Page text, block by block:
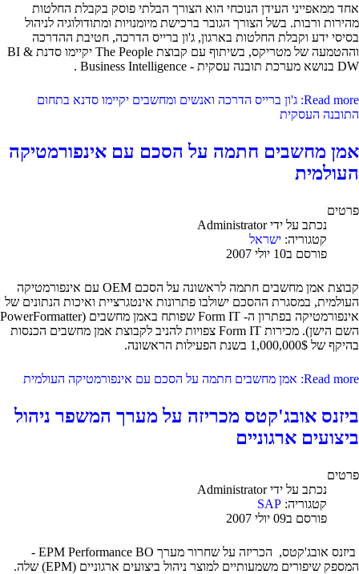
אחד ממאפייני העידן הנוכחי הוא הצורך הבלתי פוסק בקבלת החלטות
מהירות ורבות. בשל הצורך הגובר ברכישת מיומנויות ומתודולוגיה לניהול
בסיסי ידע וקבלת החלטות בארגון, ג'ון ברייס הדרכה, חטיבת ההדרכה
וההטמעה של מטריקס, בשיתוף עם קבוצת The People יקיימו סדנת BI &
DW בנושא מערכת תובנה עסקית - Business Intelligence .
Read more: ג'ון ברייס הדרכה ואנשים ומחשבים יקיימו סדנא בתחום
התובנה העסקית
אמן מחשבים חתמה על הסכם עם אינפורמטיקה
העולמית
פרטים
נכתב על ידיAdministrator
קטגוריה: ישראל
פורסם ב10 יולי 2007
קבוצת אמן מחשבים חתמה לראשונה על הסכם OEM עם אינפורמטיקה
העולמית, במסגרת ההסכם ישולבו פתרונות אינטגרציית ואיכות הנתונים של
אינפורמטיקה בפתרון ה- Form IT שפותח באמן מחשבים (PowerFormatter
השם הישן). מכירות Form IT צפויות להניב לקבוצת אמן מחשבים הכנסות
בהיקף של 1,000,000$ בשנת הפעילות הראשונה.
Read more: אמן מחשבים חתמה על הסכם עם אינפורמטיקה העולמית
ביזנס אובג'קטס מכריזה על מערך המשפר ניהול
ביצועים ארגוניים
פרטים
נכתב על ידיAdministrator
קטגוריה: SAP
פורסם ב09 יולי 2007
ביזנס אובג'קטס, הכריזה על שחרור מערך EPM Performance BO -
המספק שיפורים משמעותיים למוצר ניהול ביצועים ארגוניים (EPM) שלה.